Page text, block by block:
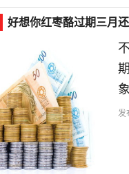
好想你红枣酪过期三月还
发